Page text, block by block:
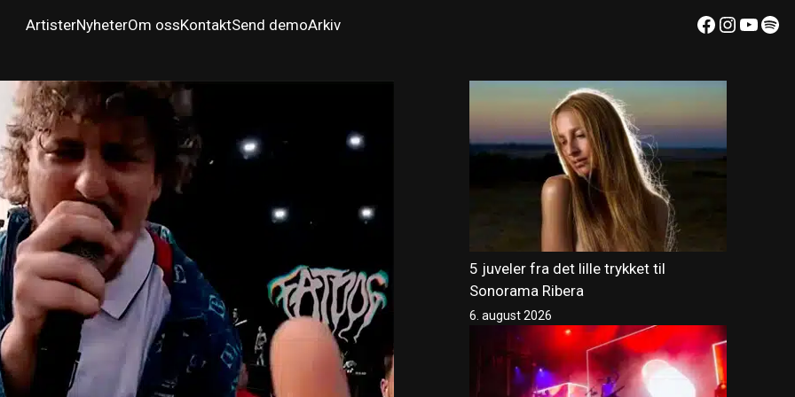
ArtisterNyheterOm ossKontaktSend demoArkiv Facebook
5 juveler fra det lille trykket til
Sonorama Ribera
6. august 2026